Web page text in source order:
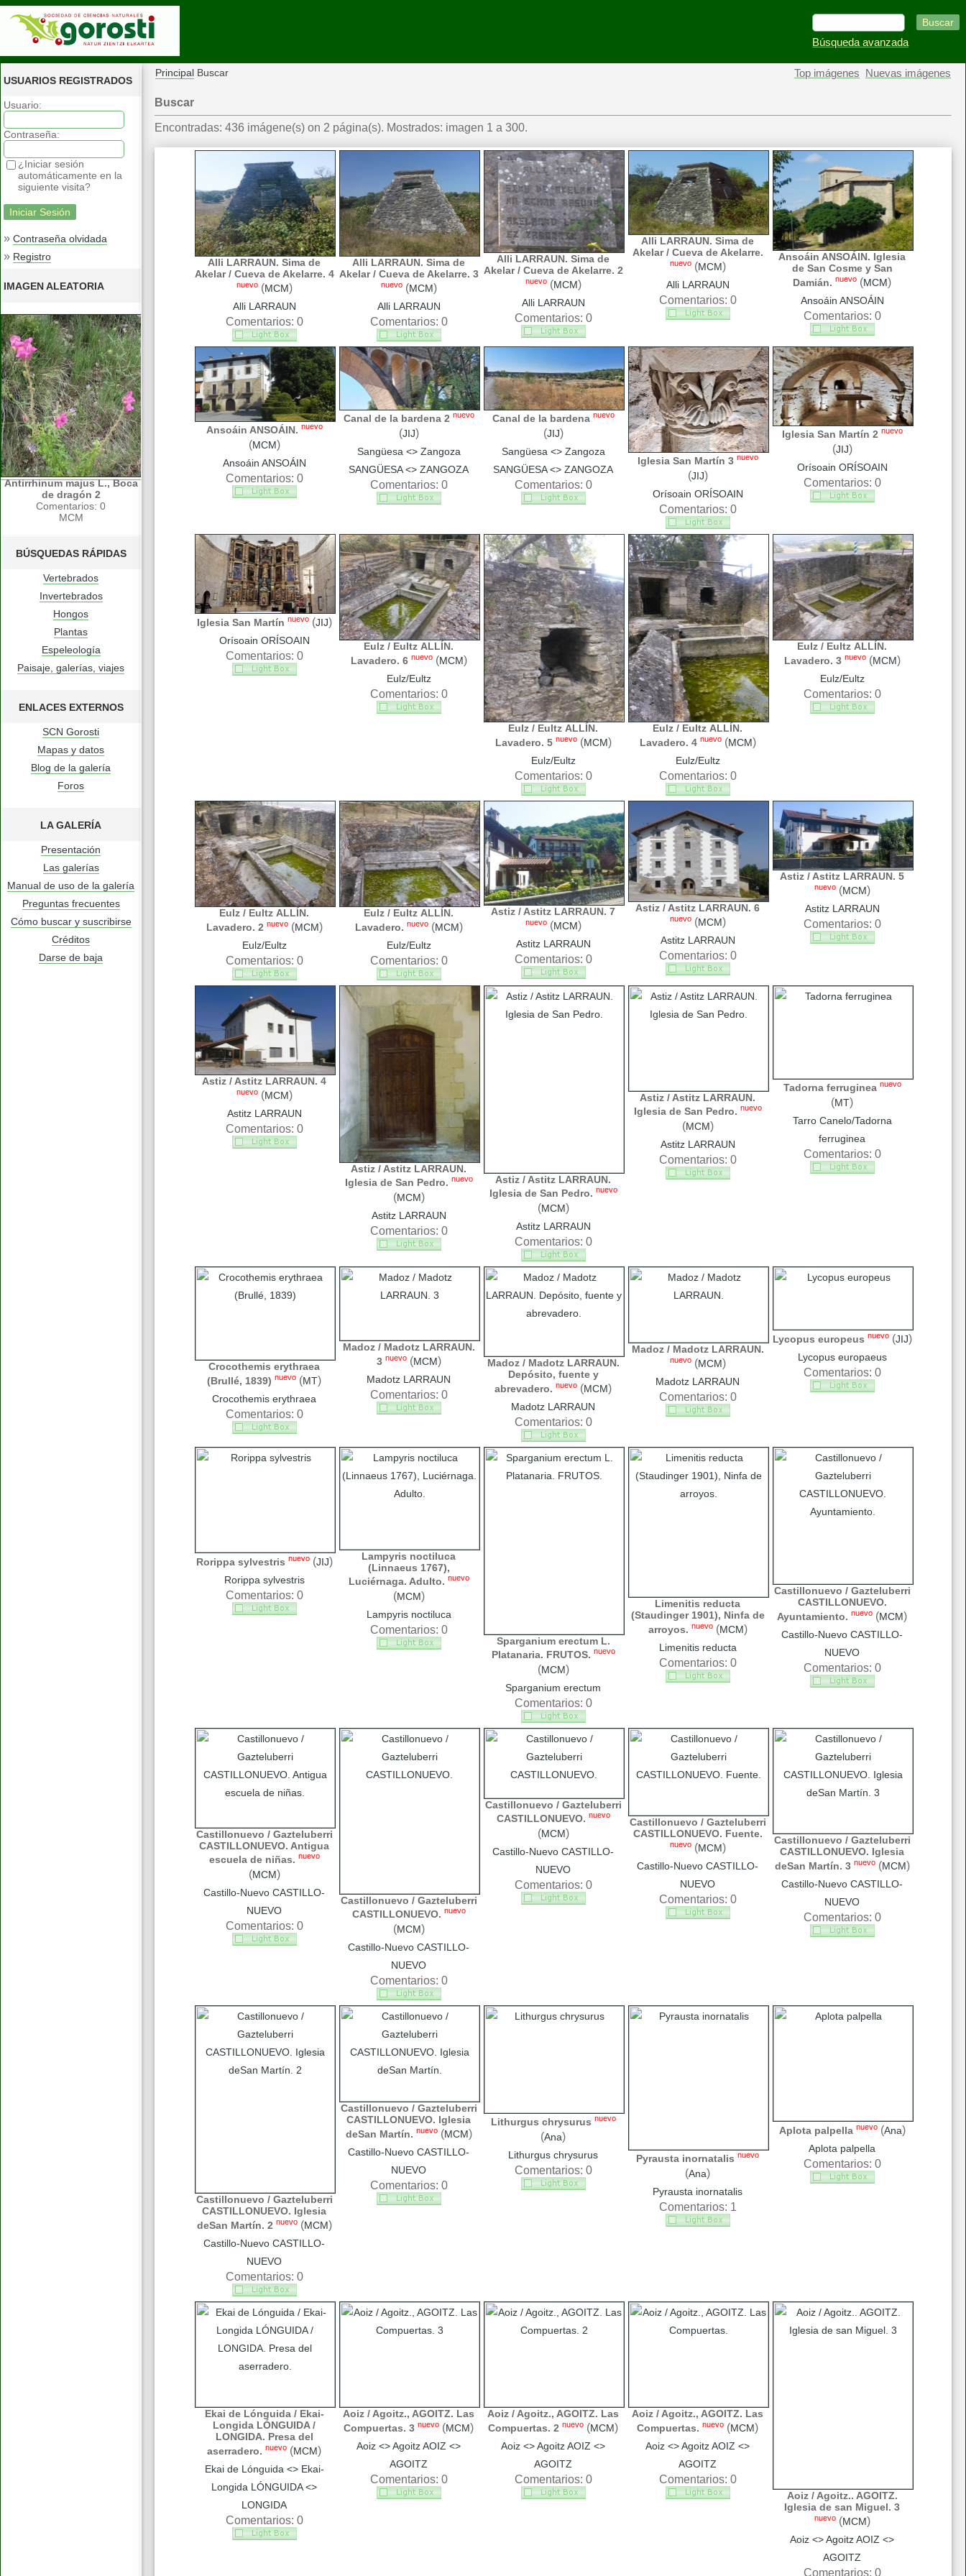
Búsqueda avanzada
USUARIOS REGISTRADOS
Usuario:
Contraseña:
¿Iniciar sesión
automáticamente en la
siguiente visita?
» Contraseña olvidada
» Registro
IMAGEN ALEATORIA
Antirrhinum majus L., Boca
de dragón 2
Comentarios: 0
MCM
BÚSQUEDAS RÁPIDAS
Vertebrados
Invertebrados
Hongos
Plantas
Espeleología
Paisaje, galerías, viajes
ENLACES EXTERNOS
SCN Gorosti
Mapas y datos
Blog de la galería
Foros
LA GALERÍA
Presentación
Las galerías
Manual de uso de la galería
Preguntas frecuentes
Cómo buscar y suscribirse
Créditos
Darse de baja
Principal Buscar Top imágenes Nuevas imágenes
Buscar
Encontradas: 436 imágene(s) on 2 página(s). Mostrados: imagen 1 a 300.
Alli LARRAUN. Sima de
Akelar / Cueva de Akelarre. 4
nuevo(MCM)
Alli LARRAUN
Comentarios: 0
Alli LARRAUN. Sima de
Akelar / Cueva de Akelarre. 3
nuevo(MCM)
Alli LARRAUN
Comentarios: 0
Alli LARRAUN. Sima de
Akelar / Cueva de Akelarre. 2
nuevo(MCM)
Alli LARRAUN
Comentarios: 0
Alli LARRAUN. Sima de
Akelar / Cueva de Akelarre.
nuevo(MCM)
Alli LARRAUN
Comentarios: 0
Ansoáin ANSOÁIN. Iglesia
de San Cosme y San
Damián. nuevo (MCM)
Ansoáin ANSOÁIN
Comentarios: 0
Ansoáin ANSOÁIN. nuevo
(MCM)
Ansoáin ANSOÁIN
Comentarios: 0
Canal de la bardena 2 nuevo
(JIJ)
Sangüesa <> Zangoza
SANGÜESA <> ZANGOZA
Comentarios: 0
Canal de la bardena nuevo
(JIJ)
Sangüesa <> Zangoza
SANGÜESA <> ZANGOZA
Comentarios: 0
Iglesia San Martín 3 nuevo
(JIJ)
Orísoain ORÍSOAIN
Comentarios: 0
Iglesia San Martín 2 nuevo
(JIJ)
Orísoain ORÍSOAIN
Comentarios: 0
Iglesia San Martín nuevo(JIJ)
Orísoain ORÍSOAIN
Comentarios: 0
Eulz / Eultz ALLÍN.
Lavadero. 6 nuevo(MCM)
Eulz/Eultz
Comentarios: 0
Eulz / Eultz ALLÍN.
Lavadero. 5 nuevo(MCM)
Eulz/Eultz
Comentarios: 0
Eulz / Eultz ALLÍN.
Lavadero. 4 nuevo(MCM)
Eulz/Eultz
Comentarios: 0
Eulz / Eultz ALLÍN.
Lavadero. 3 nuevo(MCM)
Eulz/Eultz
Comentarios: 0
Eulz / Eultz ALLÍN.
Lavadero. 2 nuevo(MCM)
Eulz/Eultz
Comentarios: 0
Eulz / Eultz ALLÍN.
Lavadero. nuevo(MCM)
Eulz/Eultz
Comentarios: 0
Astiz / Astitz LARRAUN. 7
nuevo(MCM)
Astitz LARRAUN
Comentarios: 0
Astiz / Astitz LARRAUN. 6
nuevo(MCM)
Astitz LARRAUN
Comentarios: 0
Astiz / Astitz LARRAUN. 5
nuevo(MCM)
Astitz LARRAUN
Comentarios: 0
Astiz / Astitz LARRAUN. 4
nuevo(MCM)
Astitz LARRAUN
Comentarios: 0
Astiz / Astitz LARRAUN.
Iglesia de San Pedro. nuevo
(MCM)
Astitz LARRAUN
Comentarios: 0
Astiz / Astitz LARRAUN.
Iglesia de San Pedro. nuevo
(MCM)
Astitz LARRAUN
Comentarios: 0
Astiz / Astitz LARRAUN.
Iglesia de San Pedro. nuevo
(MCM)
Astitz LARRAUN
Comentarios: 0
Tadorna ferruginea nuevo
(MT)
Tarro Canelo/Tadorna
ferruginea
Comentarios: 0
Crocothemis erythraea
(Brullé, 1839) nuevo (MT)
Crocothemis erythraea
Comentarios: 0
Madoz / Madotz LARRAUN.
3 nuevo(MCM)
Madotz LARRAUN
Comentarios: 0
Madoz / Madotz LARRAUN.
Depósito, fuente y
abrevadero. nuevo (MCM)
Madotz LARRAUN
Comentarios: 0
Madoz / Madotz LARRAUN.
nuevo(MCM)
Madotz LARRAUN
Comentarios: 0
Lycopus europeus nuevo(JIJ)
Lycopus europaeus
Comentarios: 0
Rorippa sylvestris nuevo(JIJ)
Rorippa sylvestris
Comentarios: 0
Lampyris noctiluca
(Linnaeus 1767),
Luciérnaga. Adulto. nuevo
(MCM)
Lampyris noctiluca
Comentarios: 0
Sparganium erectum L.
Platanaria. FRUTOS. nuevo
(MCM)
Sparganium erectum
Comentarios: 0
Limenitis reducta
(Staudinger 1901), Ninfa de
arroyos. nuevo(MCM)
Limenitis reducta
Comentarios: 0
Castillonuevo / Gazteluberri
CASTILLONUEVO.
Ayuntamiento. nuevo (MCM)
Castillo-Nuevo CASTILLO-
NUEVO
Comentarios: 0
Castillonuevo / Gazteluberri
CASTILLONUEVO. Antigua
escuela de niñas. nuevo
(MCM)
Castillo-Nuevo CASTILLO-
NUEVO
Comentarios: 0
Castillonuevo / Gazteluberri
CASTILLONUEVO. nuevo
(MCM)
Castillo-Nuevo CASTILLO-
NUEVO
Comentarios: 0
Castillonuevo / Gazteluberri
CASTILLONUEVO. nuevo
(MCM)
Castillo-Nuevo CASTILLO-
NUEVO
Comentarios: 0
Castillonuevo / Gazteluberri
CASTILLONUEVO. Fuente.
nuevo(MCM)
Castillo-Nuevo CASTILLO-
NUEVO
Comentarios: 0
Castillonuevo / Gazteluberri
CASTILLONUEVO. Iglesia
deSan Martín. 3 nuevo(MCM)
Castillo-Nuevo CASTILLO-
NUEVO
Comentarios: 0
Castillonuevo / Gazteluberri
CASTILLONUEVO. Iglesia
deSan Martín. 2 nuevo(MCM)
Castillo-Nuevo CASTILLO-
NUEVO
Comentarios: 0
Castillonuevo / Gazteluberri
CASTILLONUEVO. Iglesia
deSan Martín. nuevo(MCM)
Castillo-Nuevo CASTILLO-
NUEVO
Comentarios: 0
Lithurgus chrysurus nuevo
(Ana)
Lithurgus chrysurus
Comentarios: 0
Pyrausta inornatalis nuevo
(Ana)
Pyrausta inornatalis
Comentarios: 1
Aplota palpella nuevo(Ana)
Aplota palpella
Comentarios: 0
Ekai de Lónguida / Ekai-
Longida LÓNGUIDA /
LONGIDA. Presa del
aserradero. nuevo (MCM)
Ekai de Lónguida <> Ekai-
Longida LÓNGUIDA <>
LONGIDA
Comentarios: 0
Aoiz / Agoitz., AGOITZ. Las
Compuertas. 3 nuevo (MCM)
Aoiz <> Agoitz AOIZ <>
AGOITZ
Comentarios: 0
Aoiz / Agoitz., AGOITZ. Las
Compuertas. 2 nuevo (MCM)
Aoiz <> Agoitz AOIZ <>
AGOITZ
Comentarios: 0
Aoiz / Agoitz., AGOITZ. Las
Compuertas. nuevo (MCM)
Aoiz <> Agoitz AOIZ <>
AGOITZ
Comentarios: 0
Aoiz / Agoitz.. AGOITZ.
Iglesia de san Miguel. 3
nuevo(MCM)
Aoiz <> Agoitz AOIZ <>
AGOITZ
Comentarios: 0